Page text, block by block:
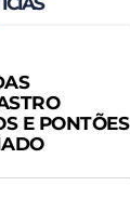
E PONTÕES